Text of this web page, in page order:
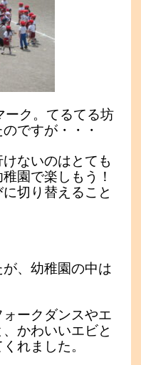
ーク。てるてる坊
ですが・・・
ないのはとても
園で楽しもう！
切り替えること
、幼稚園の中は
ークダンスやエ
かわいいエビと
ました。